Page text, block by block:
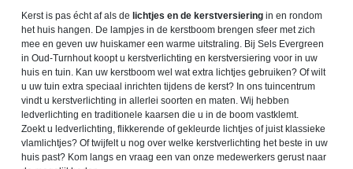
Kerst is pas écht af als de lichtjes en de kerstversiering in en rondom
het huis hangen. De lampjes in de kerstboom brengen sfeer met zich
mee en geven uw huiskamer een warme uitstraling. Bij Sels Evergreen
in Oud-Turnhout koopt u kerstverlichting en kerstversiering voor in uw
huis en tuin. Kan uw kerstboom wel wat extra lichtjes gebruiken? Of wilt
u uw tuin extra speciaal inrichten tijdens de kerst? In ons tuincentrum
vindt u kerstverlichting in allerlei soorten en maten. Wij hebben
ledverlichting en traditionele kaarsen die u in de boom vastklemt.
Zoekt u ledverlichting, flikkerende of gekleurde lichtjes of juist klassieke
vlamlichtjes? Of twijfelt u nog over welke kerstverlichting het beste in uw
huis past? Kom langs en vraag een van onze medewerkers gerust naar